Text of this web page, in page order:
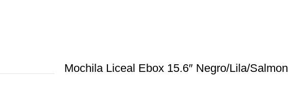
Mochila Liceal Ebox 15.6″ Negro/Lila/Salmon